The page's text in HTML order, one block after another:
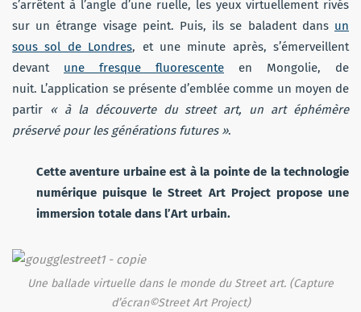
s’arrêtent à l’angle d’une ruelle, les yeux virtuellement rivés
sur un étrange visage peint. Puis, ils se baladent dans un
sous sol de Londres, et une minute après, s’émerveillent
devant une fresque fluorescente en Mongolie, de
nuit. L’application se présente d’emblée comme un moyen de
partir
« à la découverte du street art, un art éphémère
préservé pour les générations futures ».
Cette aventure urbaine est à la pointe de la technologie
numérique puisque le Street Art Project propose une
immersion totale dans l’Art urbain.
Une ballade virtuelle dans le monde du Street art. (Capture
d’écran©Street Art Project)